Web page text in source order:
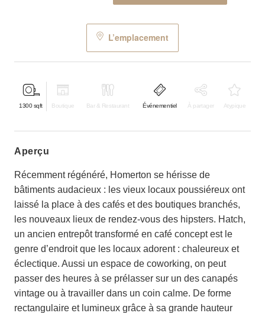
L’emplacement
1300 sqft Boutique Bar & Restaurant Événementiel À partager Atypique
aperçu
Récemment régénéré, Homerton se hérisse de
bâtiments audacieux : les vieux locaux poussiéreux ont
laissé la place à des cafés et des boutiques branchés,
les nouveaux lieux de rendez-vous des hipsters. Hatch,
un ancien entrepôt transformé en café concept est le
genre d’endroit que les locaux adorent : chaleureux et
éclectique. Aussi un espace de coworking, on peut
passer des heures à se prélasser sur un des canapés
vintage ou à travailler dans un coin calme. De forme
rectangulaire et lumineux grâce à sa grande hauteur